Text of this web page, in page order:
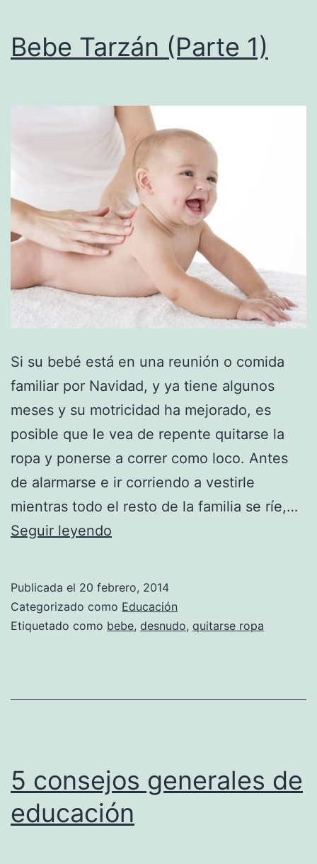
Bebe Tarzán (Parte 1)
Si su bebé está en una reunión o comida
familiar por Navidad, y ya tiene algunos
meses y su motricidad ha mejorado, es
posible que le vea de repente quitarse la
ropa y ponerse a correr como loco. Antes
de alarmarse e ir corriendo a vestirle
mientras todo el resto de la familia se ríe,…
Seguir leyendo
1)
Publicada el 20 febrero, 2014
Categorizado como Educación
Etiquetado como bebe, desnudo, quitarse ropa
5 consejos generales de
educación